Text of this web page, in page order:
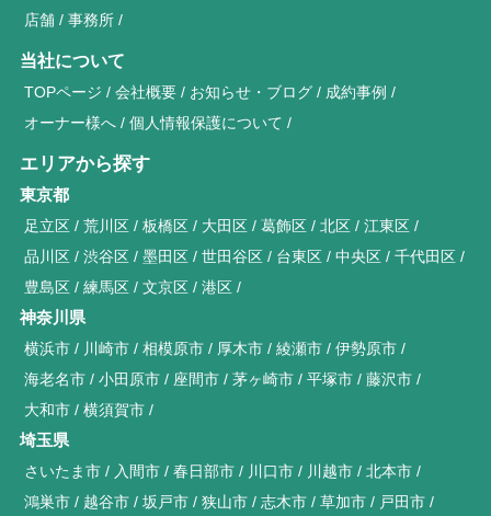
店舗 事務所
当社について
TOPページ 会社概要 お知らせ・ブログ
成約事例
オーナー様へ
個人情報保護について
エリアから探す
東京都
足立区 荒川区 板橋区 大田区 葛飾区 北区
江東区
品川区
渋谷区 墨田区 世田谷区 台東区 中央区
千代田区
豊島区
練馬区 文京区 港区
神奈川県
横浜市 川崎市 相模原市 厚木市 綾瀬市
伊勢原市
海老名市
小田原市 座間市 茅ヶ崎市 平塚市
藤沢市
大和市
横須賀市
埼玉県
さいたま市 入間市 春日部市 川口市 川越市
北本市
鴻巣市
越谷市 坂戸市 狭山市 志木市 草加市
戸田市